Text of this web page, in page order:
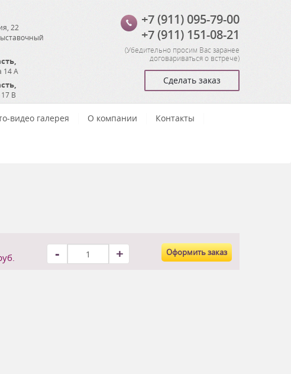
22
,
14 А
,
В
+7 (911) 095-79-00
+7 (911) 151-08-21
(Убедительно просим Вас заранее
договариваться о встрече)
Сделать заказ
видео галерея О компании Контакты
- + Оформить заказ